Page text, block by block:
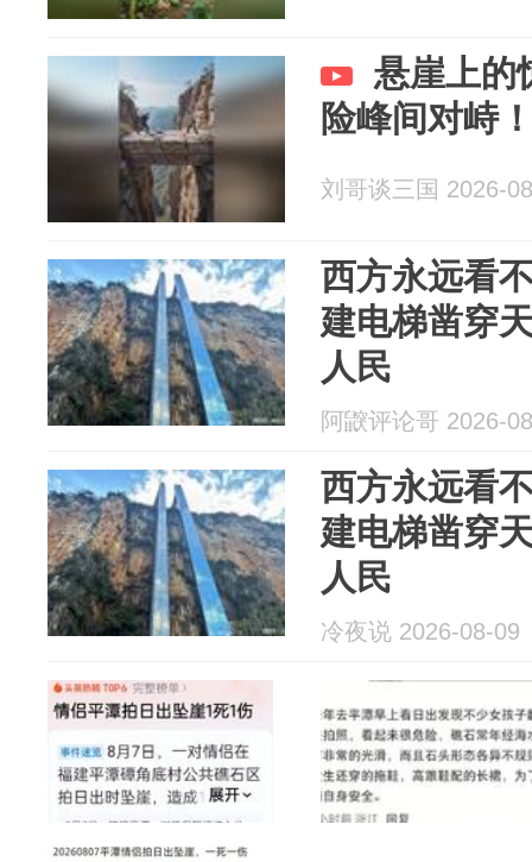
悬崖上的
险峰间对峙
刘哥谈三国 2026-
西方永远看
建电梯凿穿
人民
阿鼵评论哥 2026-
西方永远看
建电梯凿穿
人民
冷夜说 2026-08-09